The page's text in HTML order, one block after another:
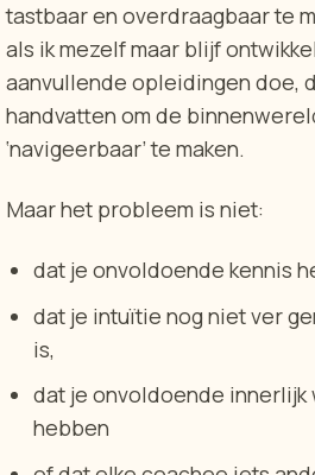
tastbaar en overdraagbaar te
als ik mezelf maar blijf
aanvullende opleidingen doe,
handvatten om de
‘navigeerbaar’ te maken.
Maar het probleem is niet:
dat je onvoldoende kennis
dat je intuïtie nog niet ver
is,
dat je onvoldoende innerlijk
hebben